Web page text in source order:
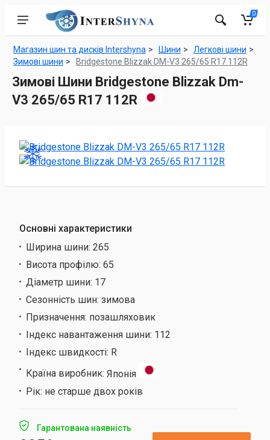
0
Магазин шин та дисків Intershyna Шини
Легкові шини
Зимові шини
Bridgestone Blizzak DM-V3 265/65 R17 112R
Зимові Шини Bridgestone Blizzak Dm-
V3 265/65 R17 112R
Основні характеристики
Ширина шини: 265
Висота профілю: 65
Діаметр шини: 17
Сезонність шин: зимова
Призначення: позашляховик
Індекс навантаження шини: 112
Індекс швидкості: R
Країна виробник: Японія
Рік: не старше двох років
Гарантована наявність